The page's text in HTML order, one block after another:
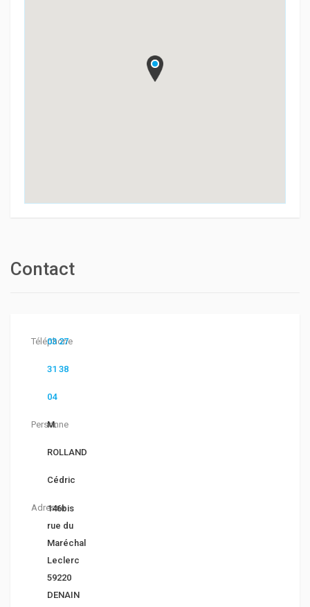
Contact
Téléphone
03 27
31 38
04
Personne
M.
ROLLAND
Cédric
Adresse
146bis
rue du
Maréchal
Leclerc
59220
DENAIN